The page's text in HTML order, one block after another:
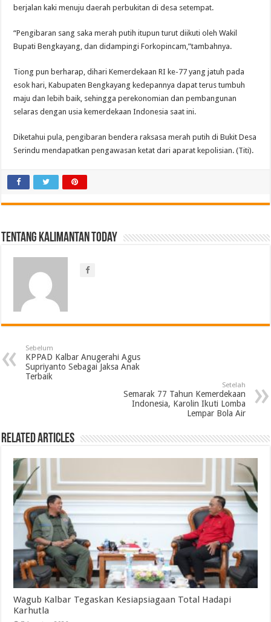
berjalan kaki menuju daerah perbukitan di desa setempat.
“Pengibaran sang saka merah putih itupun turut diikuti oleh Wakil
Bupati Bengkayang, dan didampingi Forkopincam,”tambahnya.
Tiong pun berharap, dihari Kemerdekaan RI ke-77 yang jatuh pada
esok hari, Kabupaten Bengkayang kedepannya dapat terus tumbuh
maju dan lebih baik, sehingga perekonomian dan pembangunan
selaras dengan usia kemerdekaan Indonesia saat ini.
Diketahui pula, pengibaran bendera raksasa merah putih di Bukit Desa
Serindu mendapatkan pengawasan ketat dari aparat kepolisian. (Titi).
Tentang Kalimantan Today
Sebelum
KPPAD Kalbar Anugerahi Agus
Supriyanto Sebagai Jaksa Anak
Terbaik
Setelah
Semarak 77 Tahun Kemerdekaan
Indonesia, Karolin Ikuti Lomba
Lempar Bola Air
Related Articles
Wagub Kalbar Tegaskan Kesiapsiagaan Total Hadapi
Karhutla